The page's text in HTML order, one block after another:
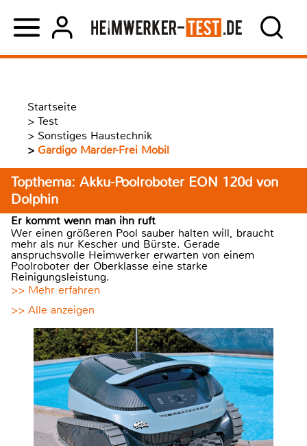
Startseite
> Test
> Sonstiges Haustechnik
> Gardigo Marder-Frei Mobil
Topthema: Akku-Poolroboter EON 120d von
Dolphin
Er kommt wenn man ihn ruft
Wer einen größeren Pool sauber halten will, braucht
mehr als nur Kescher und Bürste. Gerade
anspruchsvolle Heimwerker erwarten von einem
Poolroboter der Oberklasse eine starke
Reinigungsleistung.
>> Mehr erfahren
>> Alle anzeigen